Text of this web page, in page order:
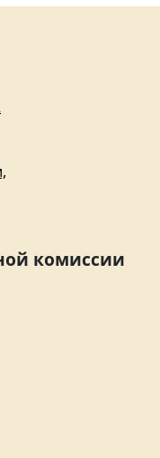
комиссии